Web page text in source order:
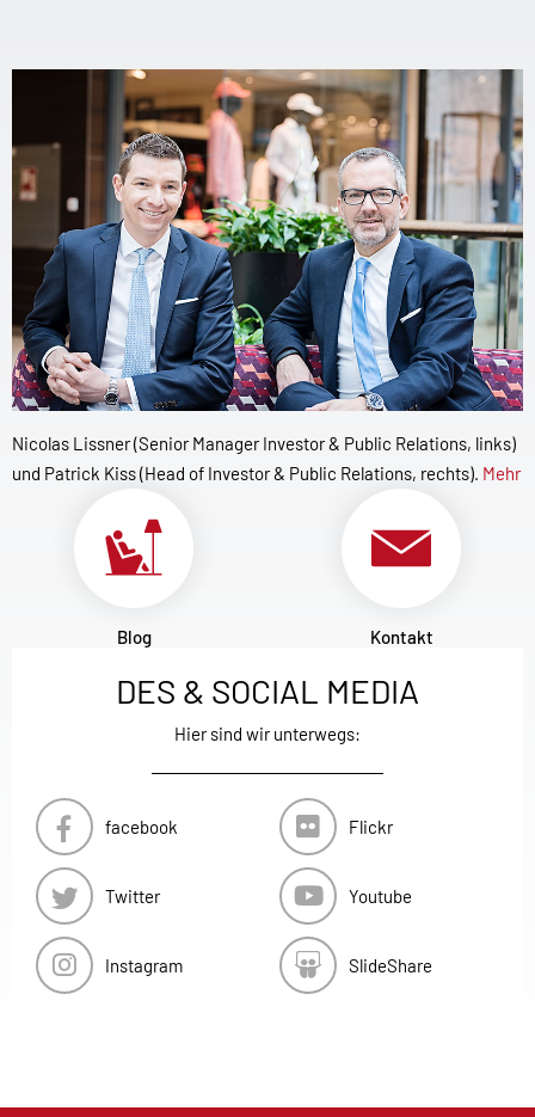
Nicolas Lissner (Senior Manager Investor & Public Relations, links)
und Patrick Kiss (Head of Investor & Public Relations, rechts). Mehr
Blog Kontakt
DES & SOCIAL MEDIA
Hier sind wir unterwegs:
facebook
Twitter
Instagram
Flickr
Youtube
SlideShare